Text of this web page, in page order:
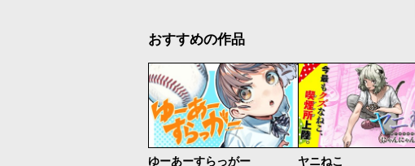
おすすめの作品
ゆーあーすらっがー ヤニねこ